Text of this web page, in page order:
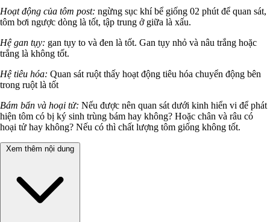
Hoạt động của tôm post: ngừng sục khí bể giống 02 phút để quan sát,
tôm bơi ngược dòng là tốt, tập trung ở giữa là xấu.
Hệ gan tụy: gan tụy to và đen là tốt. Gan tụy nhỏ và nâu trắng hoặc
trắng là không tốt.
Hệ tiêu hóa: Quan sát ruột thấy hoạt động tiêu hóa chuyển động bên
trong ruột là tốt
Bám bẩn và hoại tử: Nếu được nên quan sát dưới kinh hiển vi để phát
hiện tôm có bị ký sinh trùng bám hay không? Hoặc chân và râu có
hoại tử hay không? Nếu có thì chất lượng tôm giống không tốt.
Xem thêm nội dung